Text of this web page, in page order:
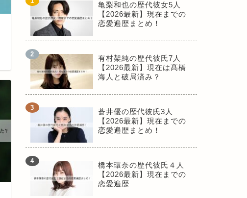
亀梨和也の歴代彼女5人
【2026最新】現在までの
恋愛遍歴まとめ！
有村架純の歴代彼氏7人
【2026最新】現在は髙橋
海人と破局済み？
蒼井優の歴代彼氏3人
【2026最新】現在までの
恋愛遍歴まとめ！
橋本環奈の歴代彼氏４人
【2026最新】現在までの
恋愛遍歴